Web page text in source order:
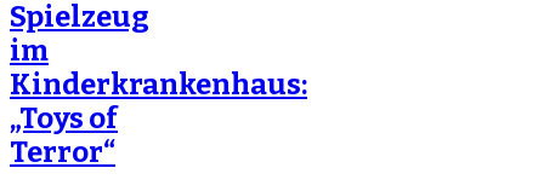
Spielzeug
im
Kinderkrankenhaus:
„Toys of
Terror“